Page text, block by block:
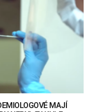
MAJÍ